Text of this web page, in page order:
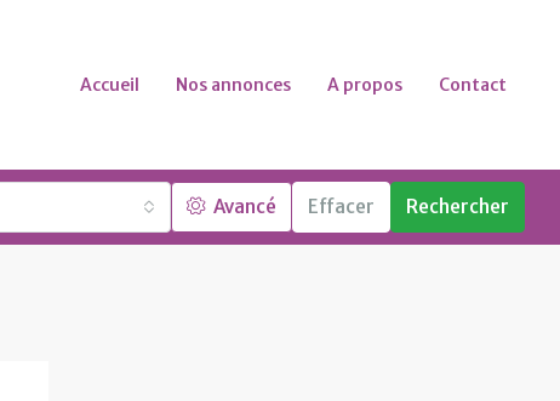
Accueil Nos annonces A propos Contact
Avancé Effacer Rechercher